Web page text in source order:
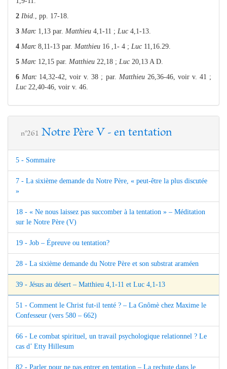
2 Ibid ., pp. 17-18.
3 Marc 1,13 par. Matthieu 4,1-11 ; Luc 4,1-13.
4 Marc 8,11-13 par. Matthieu 16 ,1- 4 ; Luc 11,16.29.
5 Marc 12,15 par. Matthieu 22,18 ; Luc 20,13 A D.
6 Marc 14,32-42, voir v. 38 ; par. Matthieu 26,36-46, voir v. 41 ;
Luc 22,40-46, voir v. 46
n°261 Notre Père V - en tentation
5 - Sommaire
7 - La sixième demande du Notre Père, « peut-être la plus discutée
»
18 - « Ne nous laissez pas succomber à la tentation » – Méditation
sur le Notre Père (V)
19 - Job – Épreuve ou tentation?
28 - La sixième demande du Notre Père et son substrat araméen
39 - Jésus au désert – Matthieu 4,1-11 et Luc 4,1-13
51 - Comment le Christ fut-il tenté ? – La Gnômè chez Maxime le
Confesseur (vers 580 – 662)
66 - Le combat spirituel, un travail psychologique relationnel ? Le
cas d’ Etty Hillesum
82 - Parler pour ne pas entrer en tentation – La rechute dans le